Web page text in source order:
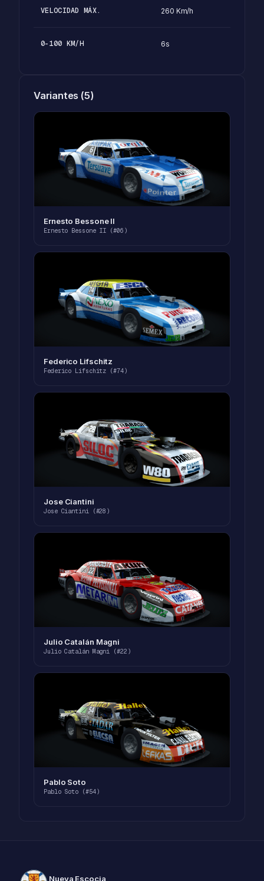
VELOCIDAD MÁX. 260 Km/h
0-100 KM/H 6s
Variantes (5)
Ernesto Bessone II
Ernesto Bessone II (#06)
Federico Lifschitz
Federico Lifschitz (#74)
Jose Ciantini
Jose Ciantini (#28)
Julio Catalán Magni
Julio Catalán Magni (#22)
Pablo Soto
Pablo Soto (#54)
Nueva Escocia